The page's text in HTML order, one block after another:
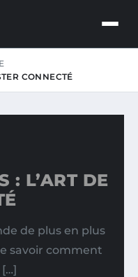
CONNECTÉ
: L’ART DE
de plus en plus
savoir comment